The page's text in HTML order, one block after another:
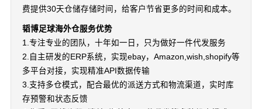
费提供30天仓储存储时间，给客户节省更多的时间和成本。
韬博足球海外仓服务优势
1.专注专业的团队，十年如一日，只为做好一件代发服务
2.自主研发的ERP系统，实现ebay，Amazon,wish,shopify等
多平台对接，实现精准API数据传输
3.支持多仓模式，配合最优的派送方式和物流渠道，实时库
存预警和状态反馈